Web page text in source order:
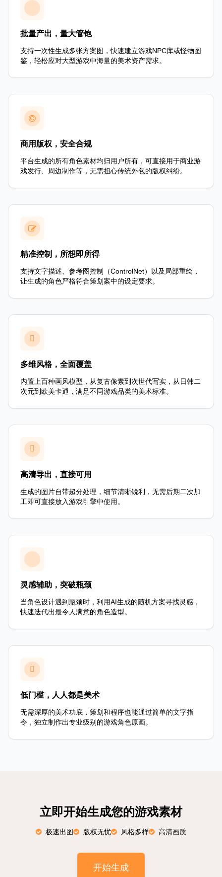
批量产出，量大管饱
支持一次性生成多张方案图，快速建立游戏NPC库或怪物图
鉴，轻松应对大型游戏中海量的美术资产需求。
商用版权，安全合规
平台生成的所有角色素材均归用户所有，可直接用于商业游
戏发行、周边制作等，无需担心传统外包的版权纠纷。
精准控制，所想即所得
支持文字描述、参考图控制（ControlNet）以及局部重绘，
让生成的角色严格符合策划案中的设定要求。
多维风格，全面覆盖
内置上百种画风模型，从复古像素到次世代写实，从日韩二
次元到欧美卡通，满足不同游戏品类的美术标准。
高清导出，直接可用
生成的图片自带超分处理，细节清晰锐利，无需后期二次加
工即可直接放入游戏引擎中使用。
灵感辅助，突破瓶颈
当角色设计遇到瓶颈时，利用AI生成的随机方案寻找灵感，
快速迭代出最令人满意的角色造型。
低门槛，人人都是美术
无需深厚的美术功底，策划和程序也能通过简单的文字指
令，独立制作出专业级别的游戏角色原画。
立即开始生成您的游戏素材
极速出图 版权无忧 风格多样 高清画质
开始生成